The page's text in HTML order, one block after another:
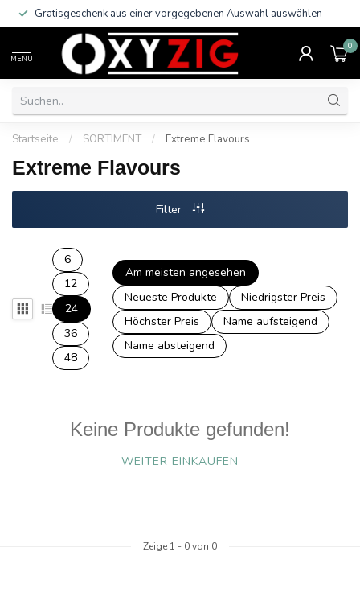
Gratisgeschenk aus einer vorgegebenen Auswahl auswählen
MENU
0
Startseite / SORTIMENT / Extreme Flavours
Extreme Flavours
Filter
6
12
24
36
48
Am meisten angesehen
Neueste Produkte
Niedrigster Preis
Höchster Preis
Name aufsteigend
Name absteigend
Keine Produkte gefunden!
WEITER EINKAUFEN
Zeige 1 - 0von 0